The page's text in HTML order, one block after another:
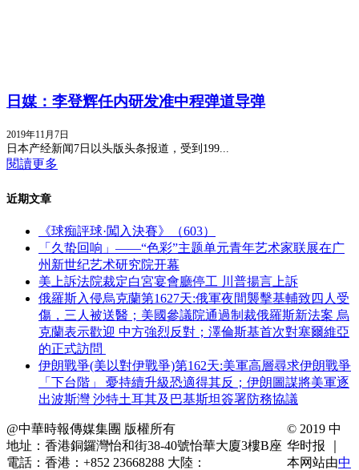
日媒：李登辉任内研发准中程弹道导弹
2019年11月7日
日本产经新闻7日以头版头条报道，受到199...
閱讀更多
近期文章
《球痴評球·闖入決賽》（603）
「久蛰回响」——“色彩”主题单元青年艺术家联展在广
州新世纪艺术研究院开幕
美上訴法院裁定白宮宴會廳停工 川普揚言上訴
俄羅斯入侵烏克蘭第1627天:俄軍夜間襲擊基輔致四人受
傷，三人被送醫；美國參議院通過制裁俄羅斯新法案 烏
克蘭表示歡迎 中方強烈反對；澤倫斯基首次對塞爾維亞
的正式訪問
伊朗戰爭(美以對伊戰爭)第162天:美軍高層尋求伊朗戰爭
「下台階」 憂持續升級恐適得其反；伊朗圖謀將美軍逐
出波斯灣 沙特土耳其及巴基斯坦簽署防務協議
@中華時報傳媒集團 版權所有
地址：香港銅鑼灣怡和街38-40號怡華大廈3樓B座
電話：香港：+852 23668288 大陸：
© 2019 中
华时报 ｜
本网站由中